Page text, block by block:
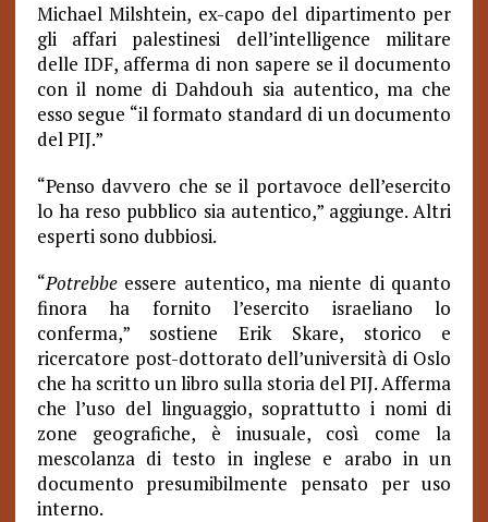
Michael Milshtein, ex-capo del dipartimento per
gli affari palestinesi dell’intelligence militare
delle IDF, afferma di non sapere se il documento
con il nome di Dahdouh sia autentico, ma che
esso segue “il formato standard di un documento
del PIJ.”
“Penso davvero che se il portavoce dell’esercito
lo ha reso pubblico sia autentico,” aggiunge. Altri
esperti sono dubbiosi.
“Potrebbe essere autentico, ma niente di quanto
finora ha fornito l’esercito israeliano lo
conferma,” sostiene Erik Skare, storico e
ricercatore post-dottorato dell’università di Oslo
che ha scritto un libro sulla storia del PIJ. Afferma
che l’uso del linguaggio, soprattutto i nomi di
zone geografiche, è inusuale, così come la
mescolanza di testo in inglese e arabo in un
documento presumibilmente pensato per uso
interno.